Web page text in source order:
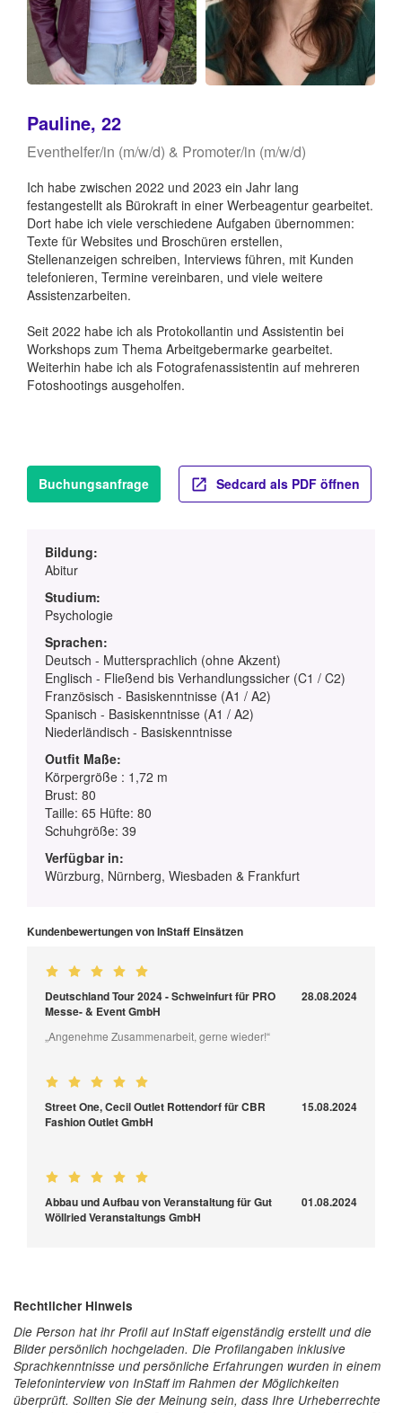
Pauline, 22
Eventhelfer/in (m/w/d) & Promoter/in (m/w/d)
Ich habe zwischen 2022 und 2023 ein Jahr lang
festangestellt als Bürokraft in einer Werbeagentur gearbeitet.
Dort habe ich viele verschiedene Aufgaben übernommen:
Texte für Websites und Broschüren erstellen,
Stellenanzeigen schreiben, Interviews führen, mit Kunden
telefonieren, Termine vereinbaren, und viele weitere
Assistenzarbeiten.
Seit 2022 habe ich als Protokollantin und Assistentin bei
Workshops zum Thema Arbeitgebermarke gearbeitet.
Weiterhin habe ich als Fotografenassistentin auf mehreren
Fotoshootings ausgeholfen.
Buchungsanfrage Sedcard als PDF öffnen
Bildung:
Abitur
Studium:
Psychologie
Sprachen:
Deutsch - Muttersprachlich (ohne Akzent)
Englisch - Fließend bis Verhandlungssicher (C1 / C2)
Französisch - Basiskenntnisse (A1 / A2)
Spanisch - Basiskenntnisse (A1 / A2)
Niederländisch - Basiskenntnisse
Outfit Maße:
Körpergröße : 1,72 m
Brust: 80
Taille: 65 Hüfte: 80
Schuhgröße: 39
Verfügbar in:
Würzburg, Nürnberg, Wiesbaden & Frankfurt
Kundenbewertungen von InStaff Einsätzen
Deutschland Tour 2024 - Schweinfurt für PRO
Messe- & Event GmbH
28.08.2024
„Angenehme Zusammenarbeit, gerne wieder!“
Street One, Cecil Outlet Rottendorf für CBR
Fashion Outlet GmbH
15.08.2024
Abbau und Aufbau von Veranstaltung für Gut
Wöllried Veranstaltungs GmbH
01.08.2024
Rechtlicher Hinweis
Die Person hat ihr Profil auf InStaff eigenständig erstellt und die
Bilder persönlich hochgeladen. Die Profilangaben inklusive
Sprachkenntnisse und persönliche Erfahrungen wurden in einem
Telefoninterview von InStaff im Rahmen der Möglichkeiten
überprüft. Sollten Sie der Meinung sein, dass Ihre Urheberrechte